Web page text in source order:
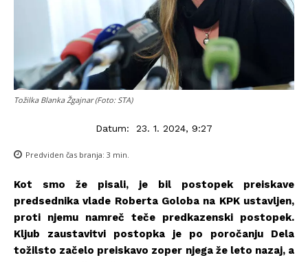
Tožilka Blanka Žgajnar (Foto: STA)
Datum: 23. 1. 2024, 9:27
Predviden čas branja: 3 min.
Kot smo že pisali, je bil postopek preiskave
predsednika vlade Roberta Goloba na KPK ustavljen,
proti njemu namreč teče predkazenski postopek.
Kljub zaustavitvi postopka je po poročanju Dela
tožilsto začelo preiskavo zoper njega že leto nazaj, a